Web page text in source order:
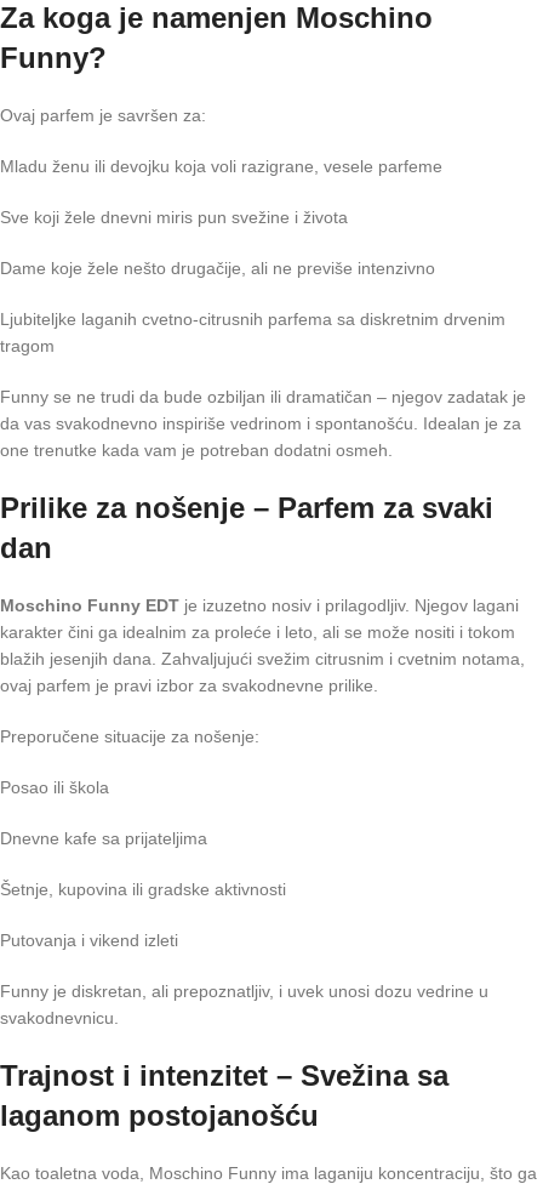
Za koga je namenjen Moschino
Funny?
Ovaj parfem je savršen za:
Mladu ženu ili devojku koja voli razigrane, vesele parfeme
Sve koji žele dnevni miris pun svežine i života
Dame koje žele nešto drugačije, ali ne previše intenzivno
Ljubiteljke laganih cvetno-citrusnih parfema sa diskretnim drvenim
tragom
Funny se ne trudi da bude ozbiljan ili dramatičan – njegov zadatak je
da vas svakodnevno inspiriše vedrinom i spontanošću. Idealan je za
one trenutke kada vam je potreban dodatni osmeh.
Prilike za nošenje – Parfem za svaki
dan
Moschino Funny EDT je izuzetno nosiv i prilagodljiv. Njegov lagani
karakter čini ga idealnim za proleće i leto, ali se može nositi i tokom
blažih jesenjih dana. Zahvaljujući svežim citrusnim i cvetnim notama,
ovaj parfem je pravi izbor za svakodnevne prilike.
Preporučene situacije za nošenje:
Posao ili škola
Dnevne kafe sa prijateljima
Šetnje, kupovina ili gradske aktivnosti
Putovanja i vikend izleti
Funny je diskretan, ali prepoznatljiv, i uvek unosi dozu vedrine u
svakodnevnicu.
Trajnost i intenzitet – Svežina sa
laganom postojanošću
Kao toaletna voda, Moschino Funny ima laganiju koncentraciju, što ga